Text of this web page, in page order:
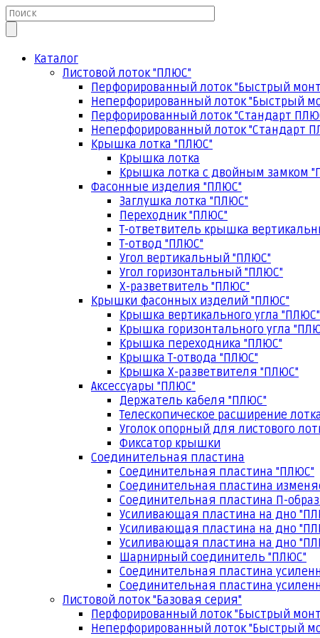
Каталог
Листовой лоток "ПЛЮС"
Перфорированный лоток "Быстрый
Неперфорированный лоток "Быстрый
Перфорированный лоток "Стандарт
Неперфорированный лоток "Стандарт
Крышка лотка "ПЛЮС"
Крышка лотка
Крышка лотка с двойным замком
Фасонные изделия "ПЛЮС"
Заглушка лотка "ПЛЮС"
Переходник "ПЛЮС"
Т-ответвитель крышка
Т-отвод "ПЛЮС"
Угол вертикальный "ПЛЮС"
Угол горизонтальный "ПЛЮС"
Х-разветвитель "ПЛЮС"
Крышки фасонных изделий "ПЛЮС"
Крышка вертикального угла "ПЛЮС"
Крышка горизонтального угла
Крышка переходника "ПЛЮС"
Крышка Т-отвода "ПЛЮС"
Крышка Х-разветвителя "ПЛЮС"
Аксессуары "ПЛЮС"
Держатель кабеля "ПЛЮС"
Телескопическое расширение
Уголок опорный для листового
Фиксатор крышки
Соединительная пластина
Соединительная пластина "ПЛЮС"
Соединительная пластина
Соединительная пластина П-
Усиливающая пластина на дно
Усиливающая пластина на дно
Усиливающая пластина на дно
Шарнирный соединитель "ПЛЮС"
Соединительная пластина
Соединительная пластина
Листовой лоток "Базовая серия"
Перфорированный лоток "Быстрый
Неперфорированный лоток "Быстрый